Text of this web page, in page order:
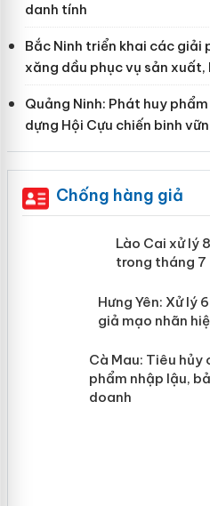
danh tính
Bắc Ninh triển khai các giải
xăng dầu phục vụ sản
Quảng Ninh: Phát huy
dựng Hội Cựu chiến binh
Chống hàng giả
Lào Cai xử
mại trong
Hưng Yên:
hàng giả